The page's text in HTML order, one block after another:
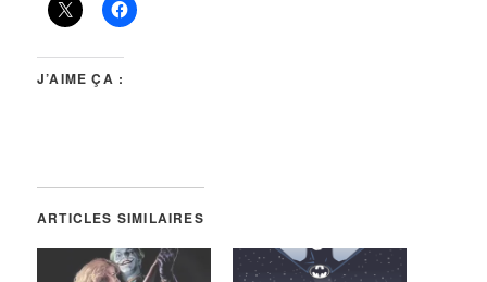
J’AIME ÇA :
ARTICLES SIMILAIRES